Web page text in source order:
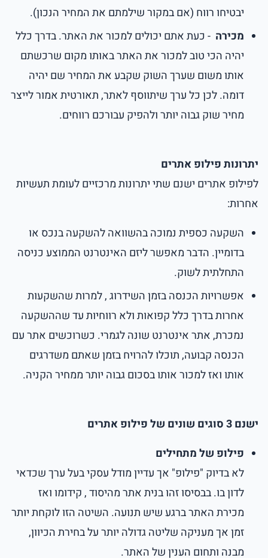
יבטיחו רווח (אם במקור שילמתם את המחיר הנכון).
מכירה - כעת אתם יכולים למכור את האתר. בדרך כלל
יהיה הכי טוב למכור את האתר באותו מקום שרכשתם
אותו משום שערך השוק שקבע את המחיר שם יהיה
דומה. לכן כל ערך שיתווסף לאתר, תאורטית אמור לייצר
מחיר שוק גבוה יותר ולהפיק עבורכם רווחים.
יתרונות פילופ אתרים
לפילופ אתרים ישנם שתי יתרונות מרכזיים לעומת תעשיות
אחרות:
השקעה כספית נמוכה בהשוואה להשקעה בנכס או
בדומיין. הדבר מאפשר ליזם האינטרנט הממוצע כניסה
התחלתית לשוק.
אפשרויות הכנסה בזמן השידרוג , למרות שהשקעות
אחרות בדרך כלל קפואות ולא רווחיות עד שההשקעה
נמכרת, אתר אינטרנט שונה לגמרי. כשרוכשים אתר עם
הכנסה קבועה, תוכלו להרויח בזמן שאתם משדרגים
אותו ואז למכור אותו בסכום גבוה יותר ממחיר הקניה.
ישנם 3 סוגים שונים של פילופ אתרים
פילופ של מתחילים
לא בדיוק "פילופ" אך עדיין מודל עסקי בעל ערך שכדאי
לדון בו. בבסיסו זהו בנית אתר מהיסוד , קידומו ואז
מכירת האתר ברגע שיש תנועה. השיטה הזו לוקחת יותר
זמן אך מעניקה שליטה גדולה יותר על בחירת הכיוון,
מבנה ותחום הענין של האתר.